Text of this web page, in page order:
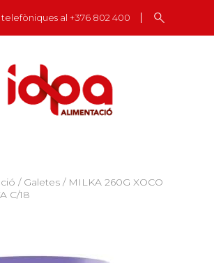
al +376 802 400
/ Galetes / MILKA 260G XOCO
C/18